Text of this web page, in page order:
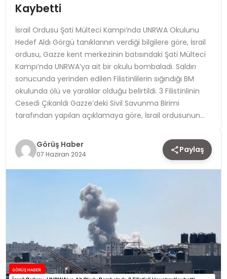
SAĞLIK
SPOR
TEKNOLOJI
YAŞAM
Kaybetti
İsrail Ordusu Şati Mülteci Kampı’nda UNRWA Okulunu
Hedef Aldı Görgü tanıklarının verdiği bilgilere göre, İsrail
ordusu, Gazze kent merkezinin batısındaki Şati Mülteci
Kampı’nda UNRWA’ya ait bir okulu bombaladı. Saldırı
sonucunda yerinden edilen Filistinlilerin sığındığı BM
okulunda ölü ve yaralılar olduğu belirtildi. 3 Filistinlinin
Cesedi Çıkarıldı Gazze’deki Sivil Savunma Birimi
tarafından yapılan açıklamaya göre, İsrail ordusunun…
Görüş Haber
07 Haziran 2024 Paylaş